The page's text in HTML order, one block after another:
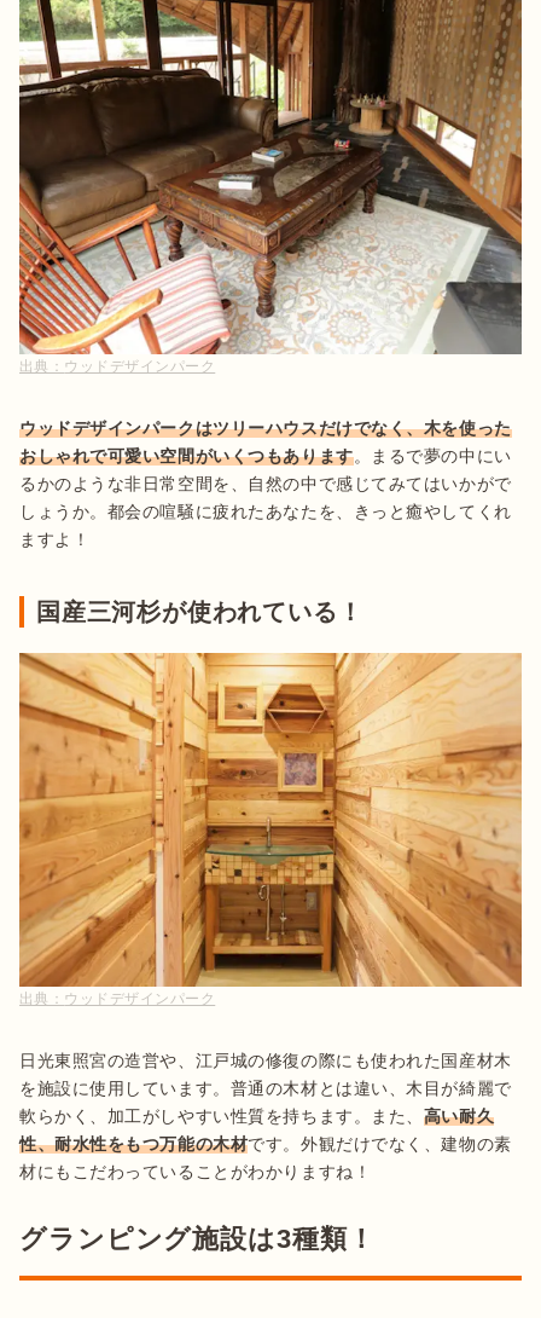
出典： ウッドデザインパーク
ウッドデザインパークはツリーハウスだけでなく、木を使った
おしゃれで可愛い空間がいくつもあります。まるで夢の中にい
るかのような非日常空間を、自然の中で感じてみてはいかがで
しょうか。都会の喧騒に疲れたあなたを、きっと癒やしてくれ
ますよ！
国産三河杉が使われている！
出典： ウッドデザインパーク
日光東照宮の造営や、江戸城の修復の際にも使われた国産材木
を施設に使用しています。普通の木材とは違い、木目が綺麗で
軟らかく、加工がしやすい性質を持ちます。また、 高い耐久
性、耐水性をもつ万能の木材です。外観だけでなく、建物の素
材にもこだわっていることがわかりますね！
グランピング施設は3種類！